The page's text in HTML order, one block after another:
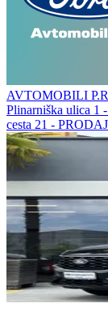
AVTOMOBILI
Plinarniška ulica
cesta 21 -